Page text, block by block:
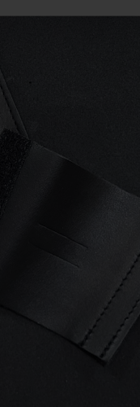
diatoniques
chromatiques